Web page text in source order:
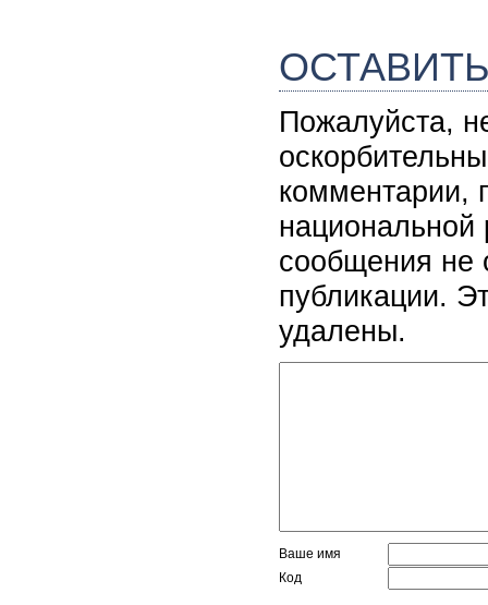
Пожалуйста,
комментарии,
национальной
сообщения не
публикации.
удалены.
Ваше имя
Код